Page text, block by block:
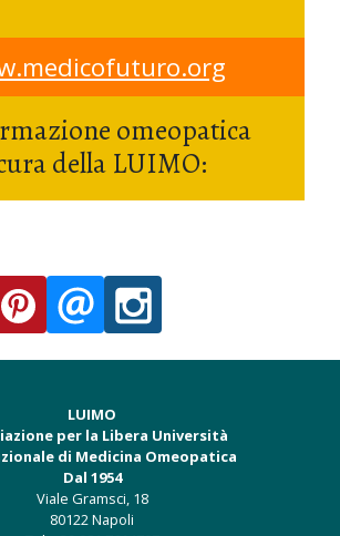
omeopatica
della LUIMO:
LUIMO
per la Libera Università
di Medicina Omeopatica
Dal 1954
Viale Gramsci, 18
80122 Napoli